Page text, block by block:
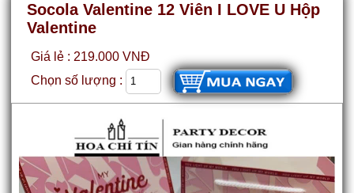
Socola Valentine 12 Viên I LOVE U Hộp
Valentine
Giá lẻ : 219.000 VNĐ
Chọn số lượng :